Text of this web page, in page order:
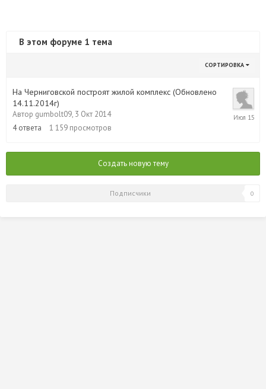
В этом форуме 1 тема
СОРТИРОВКА
На Черниговской построят жилой комплекс (Обновлено
14.11.2014г)
Автор gumbolt09, 3 Окт 2014
4 ответа 1 159 просмотров
22
Создать новую тему
Подписчики 0